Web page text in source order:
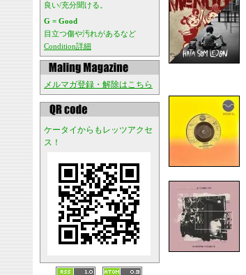
良い/充分聞ける。
G = Good
目立つ傷や汚れがあるなど
Condition詳細
メルマガ登録・解除はこちら
ケータイからもレッツアクセ
ス！